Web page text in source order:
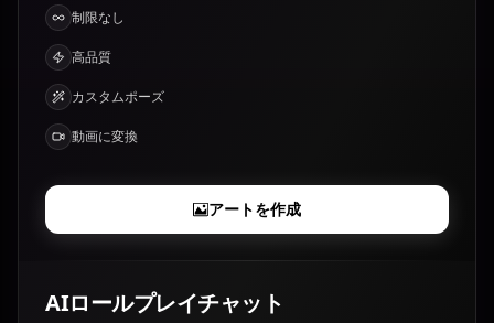
制限なし
高品質
カスタムポーズ
動画に変換
アートを作成
AIロールプレイチャット